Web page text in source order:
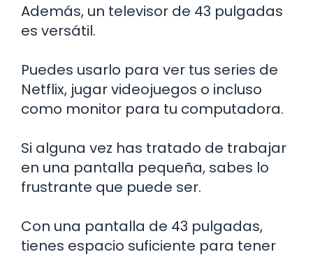
Además, un televisor de 43 pulgadas
es versátil.
Puedes usarlo para ver tus series de
Netflix, jugar videojuegos o incluso
como monitor para tu computadora.
Si alguna vez has tratado de trabajar
en una pantalla pequeña, sabes lo
frustrante que puede ser.
Con una pantalla de 43 pulgadas,
tienes espacio suficiente para tener